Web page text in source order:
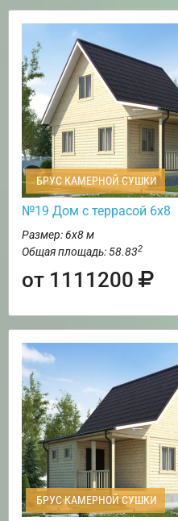
БРУС КАМЕРНОЙ СУШКИ
№19 Дом с террасой 6х8
Размер: 6х8 м
Общая площадь: 58.832
от 1111200
БРУС КАМЕРНОЙ СУШКИ